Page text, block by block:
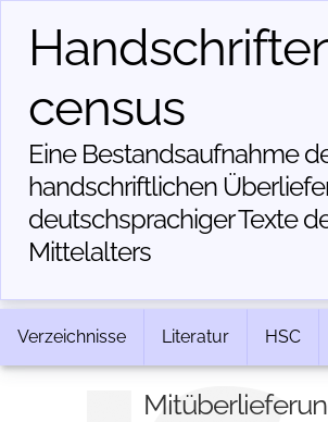
census
Eine Bestandsaufnahme
handschriftlichen
deutschsprachiger Texte
Mittelalters
Verzeichnisse Literatur HSC